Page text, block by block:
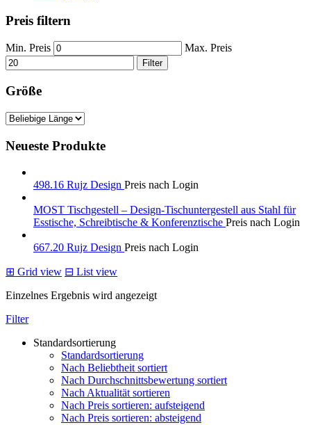
Preis filtern
Min. Preis Max. Preis
Filter
Größe
Neueste Produkte
498.16 Rujz Design Preis nach Login
MOST Tischgestell – Design-Tischuntergestell aus Stahl für
Esstische, Schreibtische & Konferenztische Preis nach Login
667.20 Rujz Design Preis nach Login
⊞ Grid view ⊟ List view
Einzelnes Ergebnis wird angezeigt
Filter
Standardsortierung
Standardsortierung
Nach Beliebtheit sortiert
Nach Durchschnittsbewertung sortiert
Nach Aktualität sortieren
Nach Preis sortieren: aufsteigend
Nach Preis sortieren: absteigend